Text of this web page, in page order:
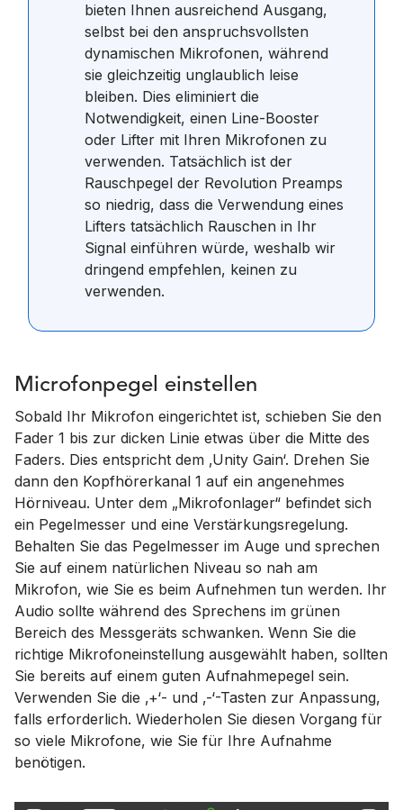
bieten Ihnen ausreichend Ausgang,
selbst bei den anspruchsvollsten
dynamischen Mikrofonen, während
sie gleichzeitig unglaublich leise
bleiben. Dies eliminiert die
Notwendigkeit, einen Line-Booster
oder Lifter mit Ihren Mikrofonen zu
verwenden. Tatsächlich ist der
Rauschpegel der Revolution Preamps
so niedrig, dass die Verwendung eines
Lifters tatsächlich Rauschen in Ihr
Signal einführen würde, weshalb wir
dringend empfehlen, keinen zu
verwenden.
Microfonpegel einstellen
Sobald Ihr Mikrofon eingerichtet ist, schieben Sie den
Fader 1 bis zur dicken Linie etwas über die Mitte des
Faders. Dies entspricht dem ‚Unity Gain‘. Drehen Sie
dann den Kopfhörerkanal 1 auf ein angenehmes
Hörniveau. Unter dem „Mikrofonlager“ befindet sich
ein Pegelmesser und eine Verstärkungsregelung.
Behalten Sie das Pegelmesser im Auge und sprechen
Sie auf einem natürlichen Niveau so nah am
Mikrofon, wie Sie es beim Aufnehmen tun werden. Ihr
Audio sollte während des Sprechens im grünen
Bereich des Messgeräts schwanken. Wenn Sie die
richtige Mikrofoneinstellung ausgewählt haben, sollten
Sie bereits auf einem guten Aufnahmepegel sein.
Verwenden Sie die ‚+‘- und ‚-‘-Tasten zur Anpassung,
falls erforderlich. Wiederholen Sie diesen Vorgang für
so viele Mikrofone, wie Sie für Ihre Aufnahme
benötigen.